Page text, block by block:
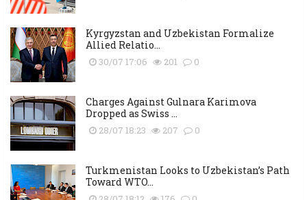
Kyrgyzstan and Uzbekistan Formalize
Allied Relatio...
30/07 17:06 201 0
Charges Against Gulnara Karimova
Dropped as Swiss ...
28/07 18:23 207 0
Turkmenistan Looks to Uzbekistan’s Path
Toward WTO...